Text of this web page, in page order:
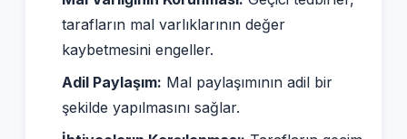
tarafların mal varlıklarının değer
kaybetmesini engeller.
Adil Paylaşım: Mal paylaşımının adil bir
şekilde yapılmasını sağlar.